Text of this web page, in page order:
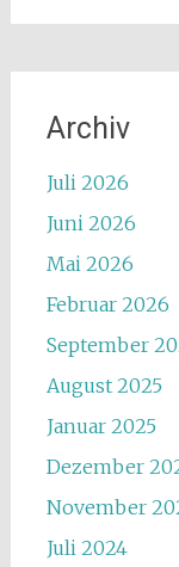
Archiv
Juli 2026
Juni 2026
Mai 2026
Februar 2026
September
August 2025
Januar 2025
Dezember
November
Juli 2024